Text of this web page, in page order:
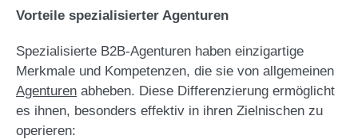
Vorteile spezialisierter Agenturen
Spezialisierte B2B-Agenturen haben einzigartige
Merkmale und Kompetenzen, die sie von allgemeinen
Agenturen abheben. Diese Differenzierung ermöglicht
es ihnen, besonders effektiv in ihren Zielnischen zu
operieren: